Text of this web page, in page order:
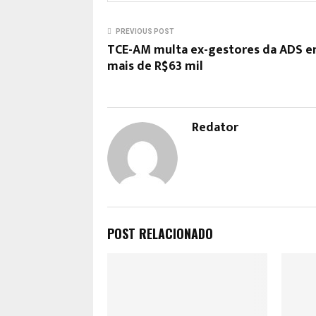
PREVIOUS POST
TCE-AM multa ex-gestores da ADS
mais de R$63 mil
Redator
POST RELACIONADO